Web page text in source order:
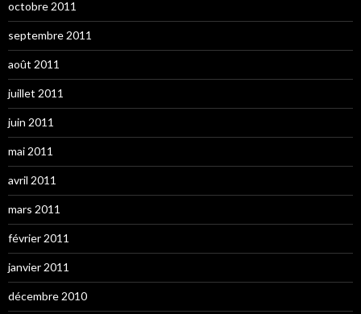
octobre 2011
septembre 2011
août 2011
juillet 2011
juin 2011
mai 2011
avril 2011
mars 2011
février 2011
janvier 2011
décembre 2010